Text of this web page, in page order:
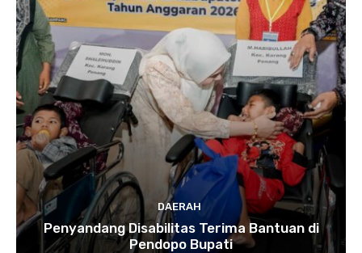
DAERAH
Penyandang Disabilitas Terima Bantuan di
Pendopo Bupati